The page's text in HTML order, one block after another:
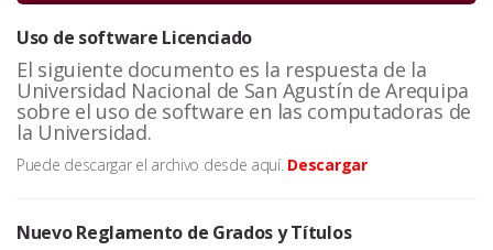
Uso de software Licenciado
El siguiente documento es la respuesta de la
Universidad Nacional de San Agustín de Arequipa
sobre el uso de software en las computadoras de
la Universidad.
Puede descargar el archivo desde aquí. Descargar
Nuevo Reglamento de Grados y Títulos